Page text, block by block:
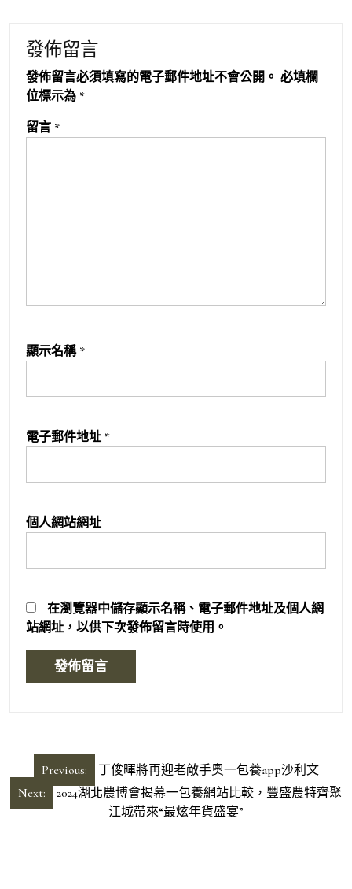
發佈留言
發佈留言必須填寫的電子郵件地址不會公開。 必填欄
位標示為 *
留言 *
顯示名稱 *
電子郵件地址 *
個人網站網址
在瀏覽器中儲存顯示名稱、電子郵件地址及個人網
站網址，以供下次發佈留言時使用。
章
導
Previous:
丁俊暉將再迎老敵手奧一包養app沙利文
Next:
2024湖北農博會揭幕一包養網站比較，豐盛農特齊聚
江城帶來“最炫年貨盛宴”